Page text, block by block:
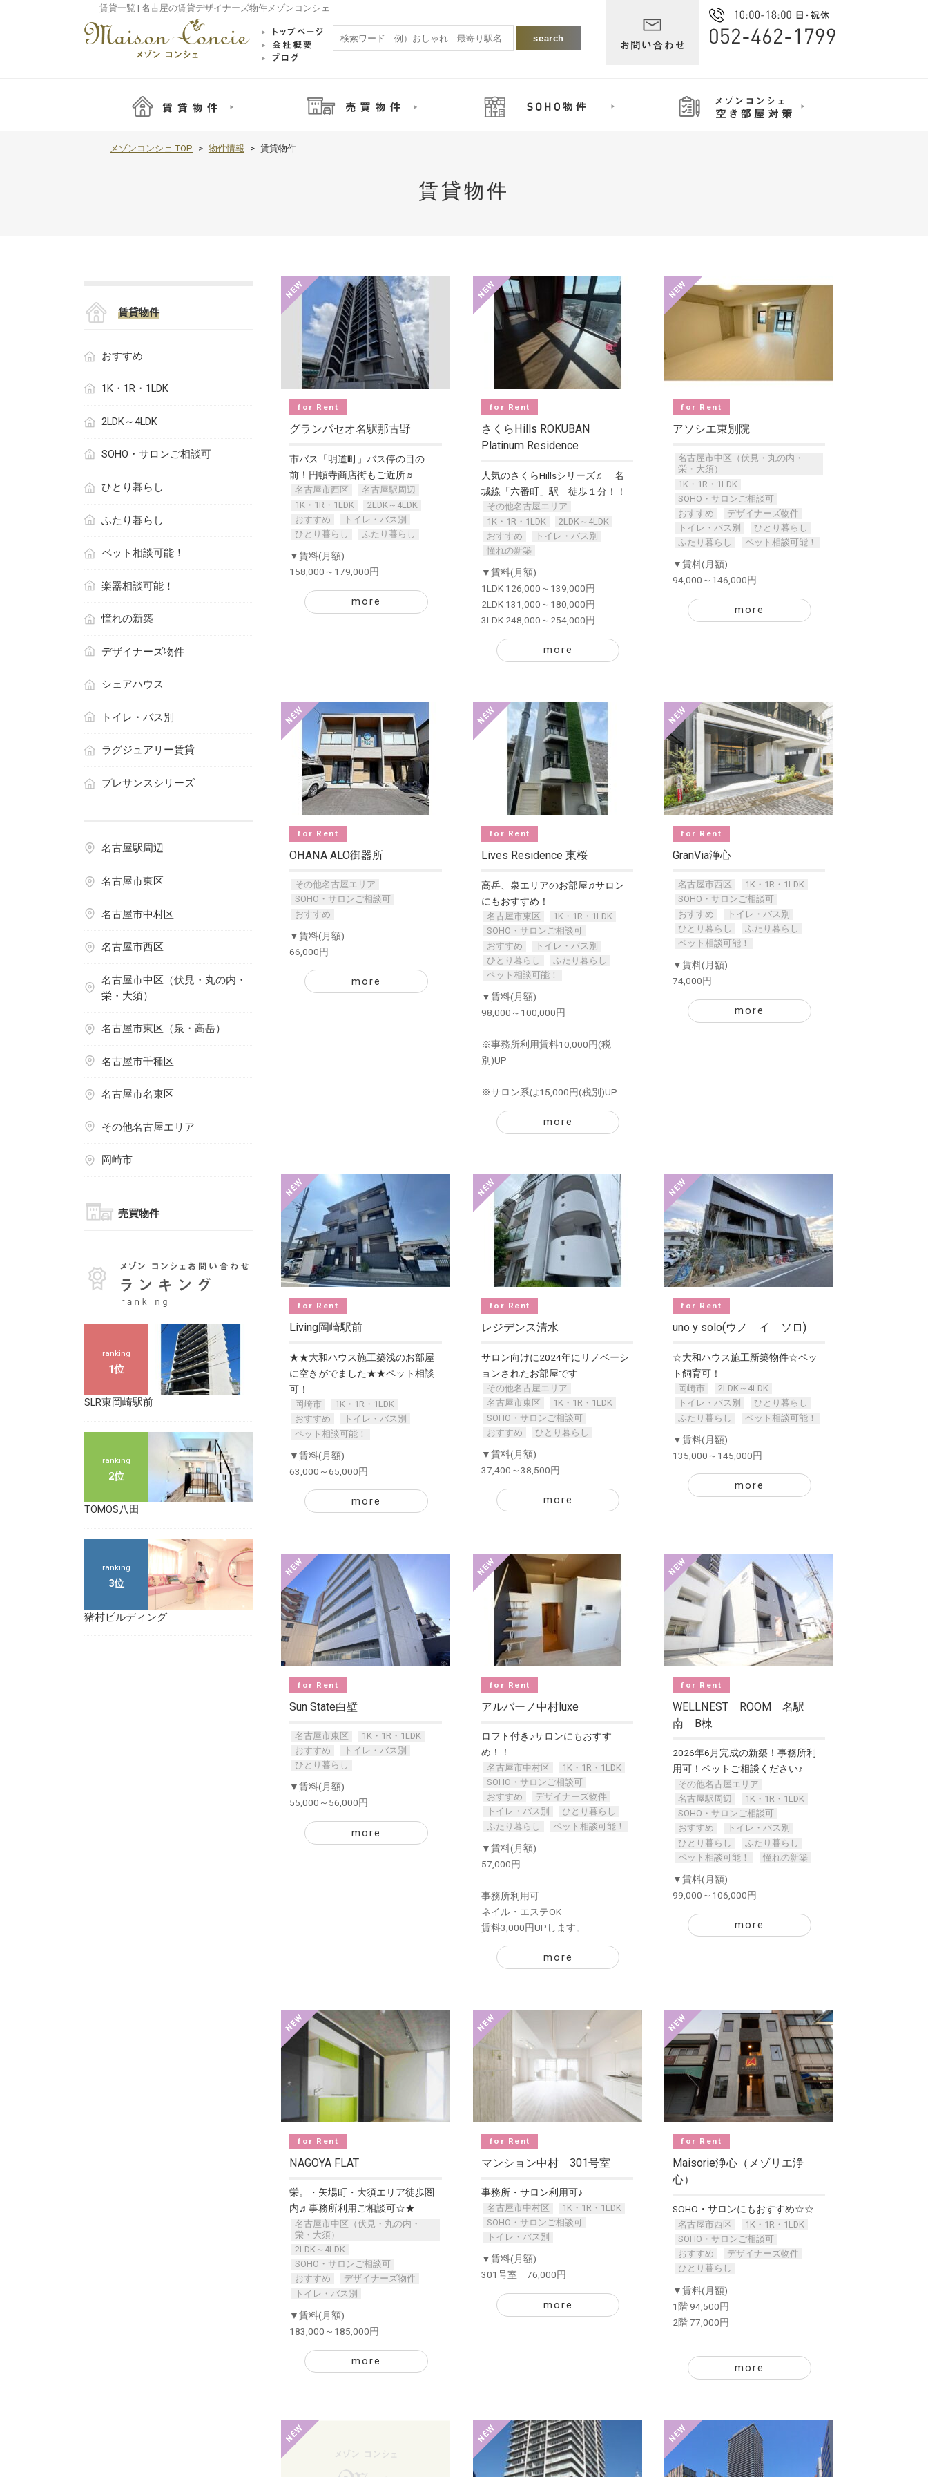
賃貸一覧 | 名古屋の賃貸デザイナーズ物件メゾンコンシェ
メゾンコンシェ TOP 物件情報 賃貸物件
賃貸物件
for Rent
グランパセオ名駅那古野
市バス「明道町」バス停の目の
前！円頓寺商店街もご近所♬
名古屋市西区
名古屋駅周辺
1K・1R・1LDK
2LDK～4LDK
おすすめ
トイレ・バス別
ひとり暮らし
ふたり暮らし
▼賃料(月額)
158,000～179,000円
more
for Rent
さくらHills ROKUBAN
Platinum Residence
人気のさくらHillsシリーズ♬ 名
城線「六番町」駅 徒歩１分！！
その他名古屋エリア
1K・1R・1LDK
2LDK～4LDK
おすすめ
トイレ・バス別
憧れの新築
▼賃料(月額)
1LDK 126,000～139,000円
2LDK 131,000～180,000円
3LDK 248,000～254,000円
more
for Rent
アソシエ東別院
名古屋市中区（伏見・丸の内・
栄・大須）
1K・1R・1LDK
SOHO・サロンご相談可
おすすめ
デザイナーズ物件
トイレ・バス別
ひとり暮らし
ふたり暮らし
ペット相談可能！
▼賃料(月額)
94,000～146,000円
more
for Rent
OHANA ALO御器所
その他名古屋エリア
SOHO・サロンご相談可
おすすめ
▼賃料(月額)
66,000円
more
for Rent
Lives Residence 東桜
高岳、泉エリアのお部屋♫サロン
にもおすすめ！
名古屋市東区
1K・1R・1LDK
SOHO・サロンご相談可
おすすめ
トイレ・バス別
ひとり暮らし
ふたり暮らし
ペット相談可能！
▼賃料(月額)
98,000～100,000円
※事務所利用賃料10,000円(税
別)UP
※サロン系は15,000円(税別)UP
more
for Rent
GranVia浄心
名古屋市西区
1K・1R・1LDK
SOHO・サロンご相談可
おすすめ
トイレ・バス別
ひとり暮らし
ふたり暮らし
ペット相談可能！
▼賃料(月額)
74,000円
more
for Rent
Living岡崎駅前
★★大和ハウス施工築浅のお部屋
に空きがでました★★ペット相談
可！
岡崎市
1K・1R・1LDK
おすすめ
トイレ・バス別
ペット相談可能！
▼賃料(月額)
63,000～65,000円
more
for Rent
レジデンス清水
サロン向けに2024年にリノベーシ
ョンされたお部屋です
その他名古屋エリア
名古屋市東区
1K・1R・1LDK
SOHO・サロンご相談可
おすすめ
ひとり暮らし
▼賃料(月額)
37,400～38,500円
more
for Rent
uno y solo(ウノ イ ソロ)
☆大和ハウス施工新築物件☆ペッ
ト飼育可！
岡崎市
2LDK～4LDK
トイレ・バス別
ひとり暮らし
ふたり暮らし
ペット相談可能！
▼賃料(月額)
135,000～145,000円
more
for Rent
Sun State白壁
名古屋市東区
1K・1R・1LDK
おすすめ
トイレ・バス別
ひとり暮らし
▼賃料(月額)
55,000～56,000円
more
for Rent
アルバーノ中村luxe
ロフト付き♪サロンにもおすす
め！！
名古屋市中村区
1K・1R・1LDK
SOHO・サロンご相談可
おすすめ
デザイナーズ物件
トイレ・バス別
ひとり暮らし
ふたり暮らし
ペット相談可能！
▼賃料(月額)
57,000円
事務所利用可
ネイル・エステOK
賃料3,000円UPします。
more
for Rent
WELLNEST ROOM 名駅
南 B棟
2026年6月完成の新築！事務所利
用可！ペットご相談ください♪
その他名古屋エリア
名古屋駅周辺
1K・1R・1LDK
SOHO・サロンご相談可
おすすめ
トイレ・バス別
ひとり暮らし
ふたり暮らし
ペット相談可能！
憧れの新築
▼賃料(月額)
99,000～106,000円
more
for Rent
NAGOYA FLAT
栄。・矢場町・大須エリア徒歩圏
内♬事務所利用ご相談可☆★
名古屋市中区（伏見・丸の内・
栄・大須）
2LDK～4LDK
SOHO・サロンご相談可
おすすめ
デザイナーズ物件
トイレ・バス別
▼賃料(月額)
183,000～185,000円
more
for Rent
マンション中村 301号室
事務所・サロン利用可♪
名古屋市中村区
1K・1R・1LDK
SOHO・サロンご相談可
トイレ・バス別
▼賃料(月額)
301号室 76,000円
more
for Rent
Maisorie浄心（メゾリエ浄
心）
SOHO・サロンにもおすすめ☆☆
名古屋市西区
1K・1R・1LDK
SOHO・サロンご相談可
おすすめ
デザイナーズ物件
ひとり暮らし
▼賃料(月額)
1階 94,500円
2階 77,000円
more
賃貸物件
おすすめ
1K・1R・1LDK
2LDK～4LDK
SOHO・サロンご相談可
ひとり暮らし
ふたり暮らし
ペット相談可能！
楽器相談可能！
憧れの新築
デザイナーズ物件
シェアハウス
トイレ・バス別
ラグジュアリー賃貸
プレサンスシリーズ
名古屋駅周辺
名古屋市東区
名古屋市中村区
名古屋市西区
名古屋市中区（伏見・丸の内・
栄・大須）
名古屋市東区（泉・高岳）
名古屋市千種区
名古屋市名東区
その他名古屋エリア
岡崎市
売買物件
ranking
1位
SLR東岡崎駅前
ranking
2位
TOMOS八田
ranking
3位
猪村ビルディング